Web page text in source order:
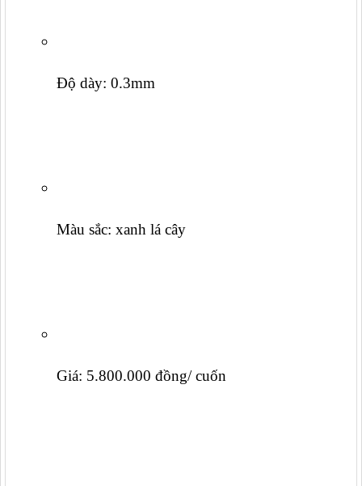
Độ dày: 0.3mm
Màu sắc: xanh lá cây
Giá: 5.800.000 đồng/ cuốn